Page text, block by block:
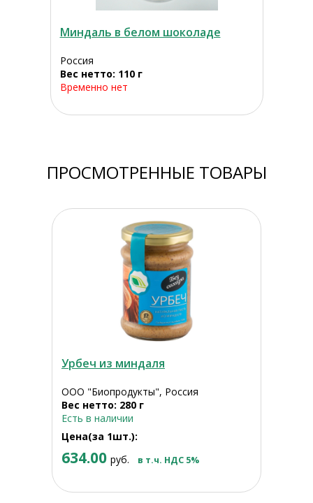
Миндаль в белом шоколаде
Россия
Вес нетто: 110 г
Временно нет
ПРОСМОТРЕННЫЕ ТОВАРЫ
Урбеч из миндаля
ООО "Биопродукты", Россия
Вес нетто: 280 г
Есть в наличии
Цена(за 1шт.):
634.00 руб. в т.ч. НДС 5%